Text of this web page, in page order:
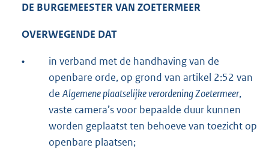
DE BURGEMEESTER VAN ZOETERMEER
OVERWEGENDE DAT
•
in verband met de handhaving van de
openbare orde, op grond van artikel 2:52 van
de Algemene plaatselijke verordening Zoetermeer,
vaste camera’s voor bepaalde duur kunnen
worden geplaatst ten behoeve van toezicht op
openbare plaatsen;